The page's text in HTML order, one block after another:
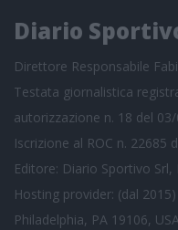
Diario
Direttore Responsabile
Testata giornalistica
autorizzazione n. 18 del
Iscrizione al ROC n. 22685
Editore: Diario Sportivo
Hosting provider: (dal
Philadelphia, PA 19106,